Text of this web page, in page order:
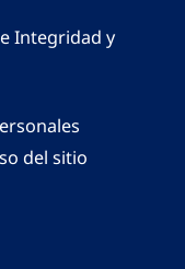
Integridad y
del sitio